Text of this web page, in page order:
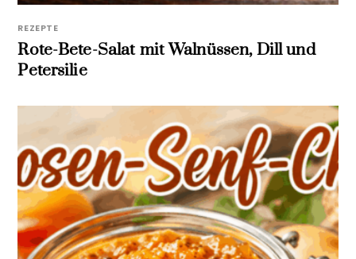
REZEPTE
Rote-Bete-Salat mit Walnüssen, Dill und
Petersilie